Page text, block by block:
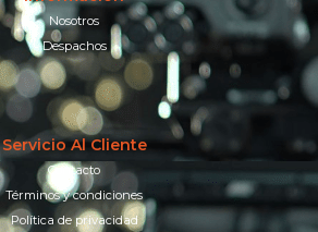
Nosotros
Despachos
Servicio Al Cliente
Contacto
Términos y condiciones
Política de privacidad